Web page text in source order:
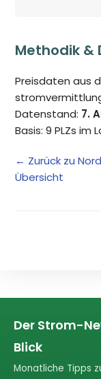
Methodik &
Preisdaten aus
Datenstand: 7.
Basis: 9 PLZs im
← Zurück zu
Übersicht
Der Strom-
Blick
Monatliche Tipps